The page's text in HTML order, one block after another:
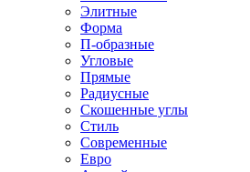
Элитные
Форма
П-образные
Угловые
Прямые
Радиусные
Скошенные углы
Стиль
Современные
Евро